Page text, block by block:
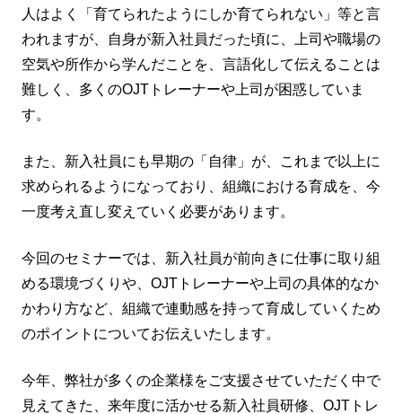
人はよく「育てられたようにしか育てられない」等と言
われますが、自身が新入社員だった頃に、上司や職場の
空気や所作から学んだことを、言語化して伝えることは
難しく、多くのOJTトレーナーや上司が困惑していま
す。
また、新入社員にも早期の「自律」が、これまで以上に
求められるようになっており、組織における育成を、今
一度考え直し変えていく必要があります。
今回のセミナーでは、新入社員が前向きに仕事に取り組
める環境づくりや、OJTトレーナーや上司の具体的なか
かわり方など、組織で連動感を持って育成していくため
のポイントについてお伝えいたします。
今年、弊社が多くの企業様をご支援させていただく中で
見えてきた、来年度に活かせる新入社員研修、OJTトレ